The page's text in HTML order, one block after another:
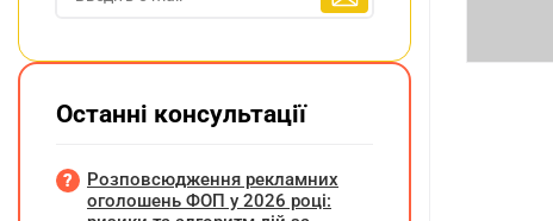
Останні консультації
Розповсюдження рекламних
оголошень ФОП у 2026 році: